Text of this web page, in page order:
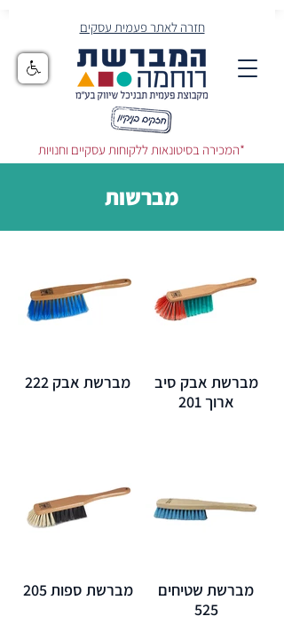
חזרה לאתר פעמית עסקים
המכירה בסיטונאות ללקוחות עסקיים וחנויות*
מברשות
מברשת אבק סיב
ארוך 201
מברשת אבק 222
מברשת שטיחים
525
מברשת ספות 205